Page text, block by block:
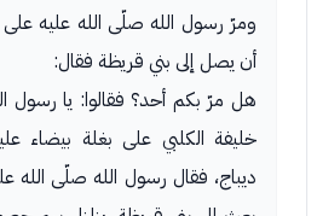
ومرّ رسول الله صلّى الله عليه
أن يصل إلى بني قريظة فقال:
هل مرّ بكم أحد؟ فقالوا: يا رسول
خليفة الكلبي على بغلة بيضاء
ديباج، فقال رسول الله صلّى الله